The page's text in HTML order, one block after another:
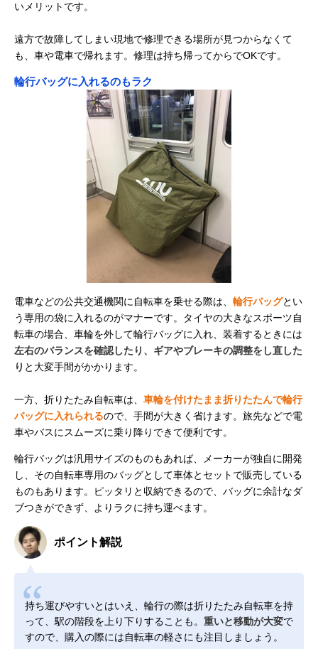
いメリットです。
遠方で故障してしまい現地で修理できる場所が見つからなくて
も、車や電車で帰れます。修理は持ち帰ってからでOKです。
輪行バッグに入れるのもラク
電車などの公共交通機関に自転車を乗せる際は、 輪行バッグとい
う専用の袋に入れるのがマナーです。タイヤの大きなスポーツ自
転車の場合、車輪を外して輪行バッグに入れ、装着するときには
左右のバランスを確認したり、ギアやブレーキの調整をし直した
り と大変手間がかかります。
一方、折りたたみ自転車は、 車輪を付けたまま折りたたんで輪行
バッグに入れられるので、手間が大きく省けます。旅先などで電
車やバスにスムーズに乗り降りできて便利です。
輪行バッグは汎用サイズのものもあれば、メーカーが独自に開発
し、その自転車専用のバッグとして車体とセットで販売している
ものもあります。ピッタリと収納できるので、バッグに余計なダ
ブつきができず、よりラクに持ち運べます。
ポイント解説
持ち運びやすいとはいえ、輪行の際は折りたたみ自転車を持
って、駅の階段を上り下りすることも。 重いと移動が大変で
すので、購入の際には自転車の軽さにも注目しましょう。